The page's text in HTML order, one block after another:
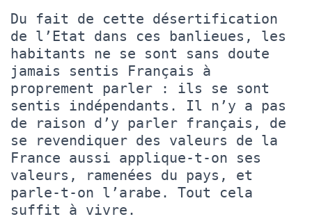
Du fait de cette désertification
de l’Etat dans ces banlieues, les
habitants ne se sont sans doute
jamais sentis Français à
proprement parler : ils se sont
sentis indépendants. Il n’y a pas
de raison d’y parler français, de
se revendiquer des valeurs de la
France aussi applique-t-on ses
valeurs, ramenées du pays, et
parle-t-on l’arabe. Tout cela
suffit à vivre.